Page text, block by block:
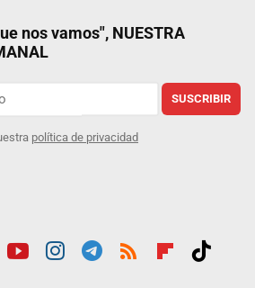
nos vamos", NUESTRA
SUSCRIBIR
política de privacidad